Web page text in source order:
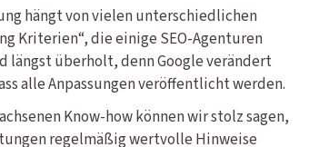
hängt von vielen unterschiedlichen
Kriterien“, die einige SEO-Agenturen
längst überholt, denn Google verändert
alle Anpassungen veröffentlicht werden.
Know-how können wir stolz sagen,
regelmäßig wertvolle Hinweise